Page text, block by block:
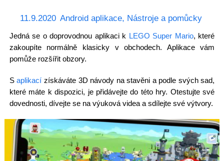
11.9.2020 Android aplikace, Nástroje a pomůcky
Jedná se o doprovodnou aplikaci k LEGO Super Mario, které
zakoupíte normálně klasicky v obchodech. Aplikace vám
pomůže rozšířit obzory.
Saplikací získáváte 3D návody na stavěni a podle svých sad,
které máte k dispozici, je přidávejte do této hry. Otestujte své
dovednosti, dívejte se na výuková videa a sdílejte své výtvory.